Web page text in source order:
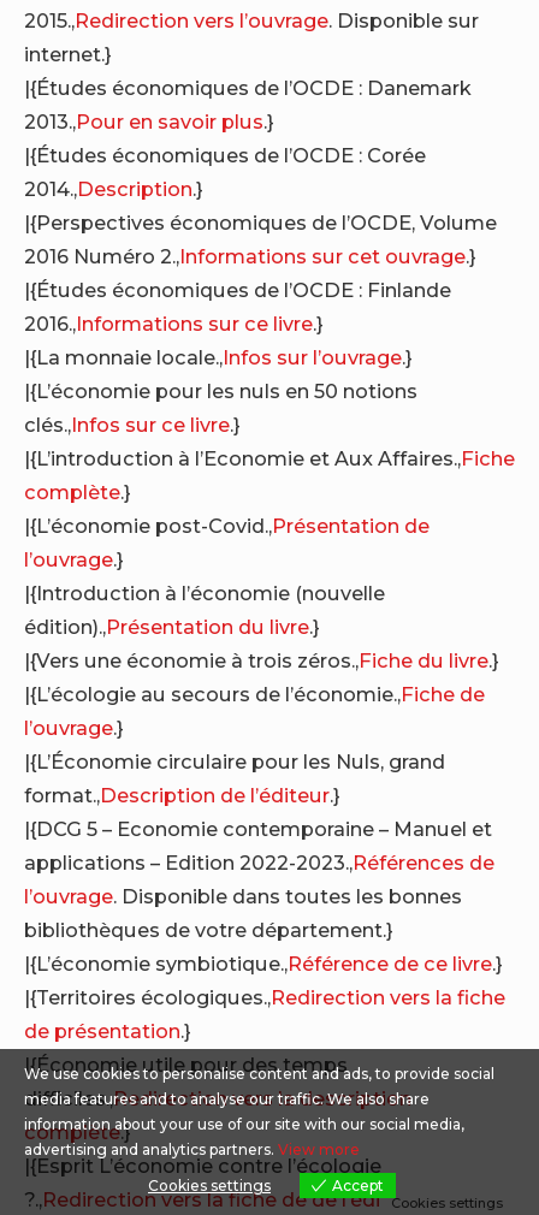
2015.,Redirection vers l’ouvrage. Disponible sur
internet.}
|{Études économiques de l’OCDE : Danemark
2013.,Pour en savoir plus.}
|{Études économiques de l’OCDE : Corée
2014.,Description.}
|{Perspectives économiques de l’OCDE, Volume
2016 Numéro 2.,Informations sur cet ouvrage.}
|{Études économiques de l’OCDE : Finlande
2016.,Informations sur ce livre.}
|{La monnaie locale.,Infos sur l’ouvrage.}
|{L’économie pour les nuls en 50 notions
clés.,Infos sur ce livre.}
|{L’introduction à l’Economie et Aux Affaires.,Fiche
complète.}
|{L’économie post-Covid.,Présentation de
l’ouvrage.}
|{Introduction à l’économie (nouvelle
édition).,Présentation du livre.}
|{Vers une économie à trois zéros.,Fiche du livre.}
|{L’écologie au secours de l’économie.,Fiche de
l’ouvrage.}
|{L’Économie circulaire pour les Nuls, grand
format.,Description de l’éditeur.}
|{DCG 5 – Economie contemporaine – Manuel et
applications – Edition 2022-2023.,Références de
l’ouvrage. Disponible dans toutes les bonnes
bibliothèques de votre département.}
|{L’économie symbiotique.,Référence de ce livre.}
|{Territoires écologiques.,Redirection vers la fiche
de présentation.}
|{Économie utile pour des temps
difficiles.,Redirection vers la description
complète.}
|{Esprit L’économie contre l’écologie
?.,Redirection vers la fiche de de l’éditeur.}
We use cookies to personalise content and ads, to provide social
media features and to analyse our traffic. We also share
information about your use of our site with our social media,
advertising and analytics partners. View more
Cookies settings
Accept
Cookies settings